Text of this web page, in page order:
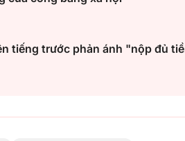
tiếng trước phản ánh "nộp đủ